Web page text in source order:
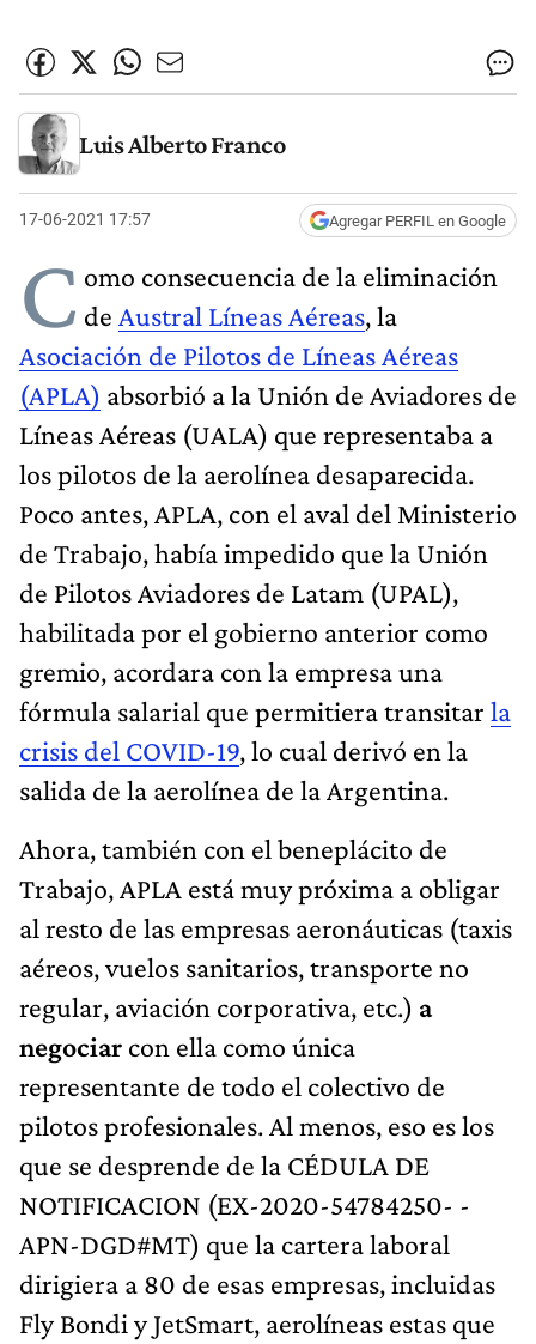
Luis Alberto Franco
17-06-2021 17:57 Agregar PERFIL en Google
C omo consecuencia de la eliminación
de Austral Líneas Aéreas, la
Asociación de Pilotos de Líneas Aéreas
(APLA) absorbió a la Unión de Aviadores de
Líneas Aéreas (UALA) que representaba a
los pilotos de la aerolínea desaparecida.
Poco antes, APLA, con el aval del Ministerio
de Trabajo, había impedido que la Unión
de Pilotos Aviadores de Latam (UPAL),
habilitada por el gobierno anterior como
gremio, acordara con la empresa una
fórmula salarial que permitiera transitar la
crisis del COVID-19, lo cual derivó en la
salida de la aerolínea de la Argentina.
Ahora, también con el beneplácito de
Trabajo, APLA está muy próxima a obligar
al resto de las empresas aeronáuticas (taxis
aéreos, vuelos sanitarios, transporte no
regular, aviación corporativa, etc.) a
negociar con ella como única
representante de todo el colectivo de
pilotos profesionales. Al menos, eso es los
que se desprende de la CÉDULA DE
NOTIFICACION (EX-2020-54784250- -
APN-DGD#MT) que la cartera laboral
dirigiera a 80 de esas empresas, incluidas
Fly Bondi y JetSmart, aerolíneas estas que